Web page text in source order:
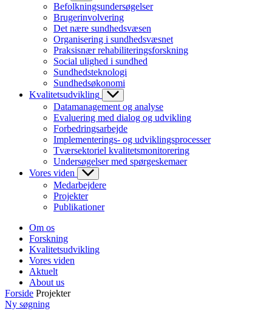
Befolkningsundersøgelser
Brugerinvolvering
Det nære sundhedsvæsen
Organisering i sundhedsvæsnet
Praksisnær rehabiliteringsforskning
Social ulighed i sundhed
Sundhedsteknologi
Sundhedsøkonomi
Kvalitetsudvikling
Datamanagement og analyse
Evaluering med dialog og udvikling
Forbedringsarbejde
Implementerings- og udviklingsprocesser
Tværsektoriel kvalitetsmonitorering
Undersøgelser med spørgeskemaer
Vores viden
Medarbejdere
Projekter
Publikationer
Om os
Forskning
Kvalitetsudvikling
Vores viden
Aktuelt
About us
Forside Projekter
Ny søgning